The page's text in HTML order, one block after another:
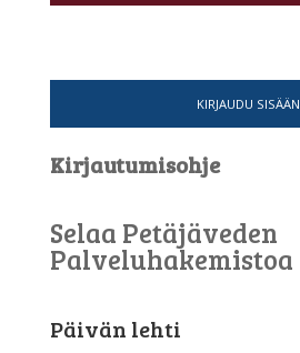
KIRJAUDU SISÄÄN
Kirjautumisohje
Selaa Petäjäveden
Palveluhakemistoa
Päivän lehti